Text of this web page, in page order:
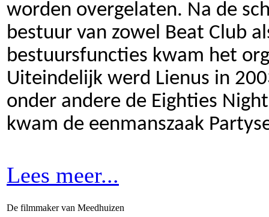
worden overgelaten. Na de
bestuur van zowel Beat Club
bestuursfuncties kwam het
Uiteindelijk werd Lienus in
onder andere de Eighties
kwam de eenmanszaak
Lees meer...
De filmmaker van Meedhuizen